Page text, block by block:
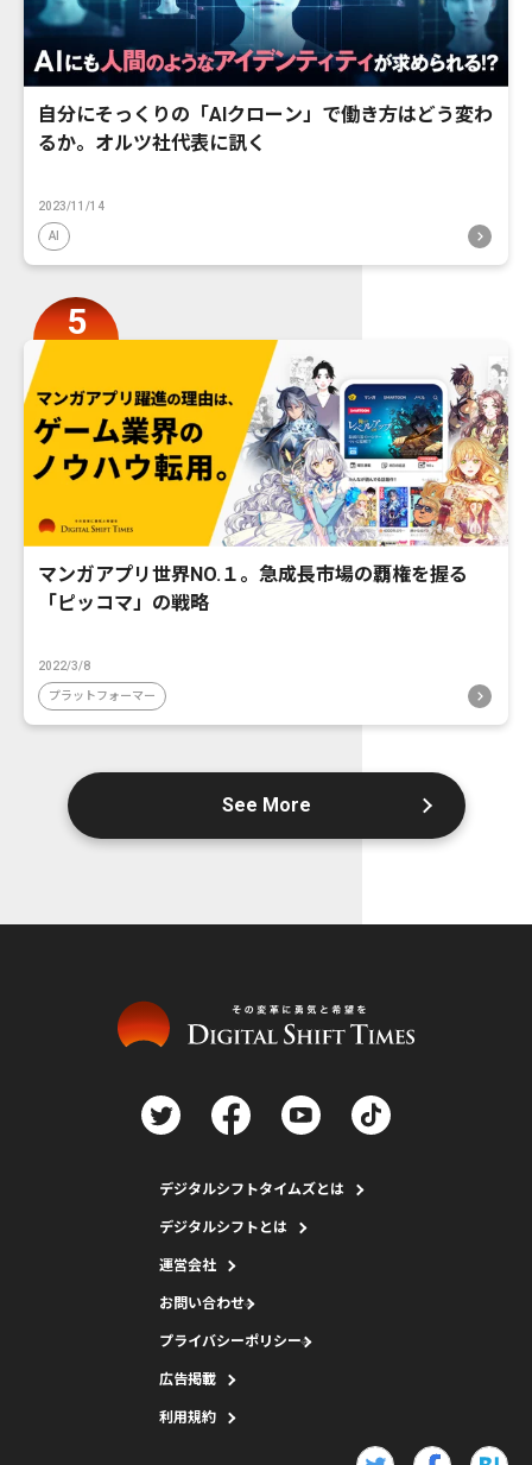
自分にそっくりの「AIクローン」で働き方はどう変わ
るか。オルツ社代表に訊く
2023/11/14
AI
マンガアプリ世界NO.１。急成長市場の覇権を握る
「ピッコマ」の戦略
2022/3/8
プラットフォーマー
See More
デジタルシフトタイムズとは
デジタルシフトとは
運営会社
お問い合わせ
プライバシーポリシー
広告掲載
利用規約